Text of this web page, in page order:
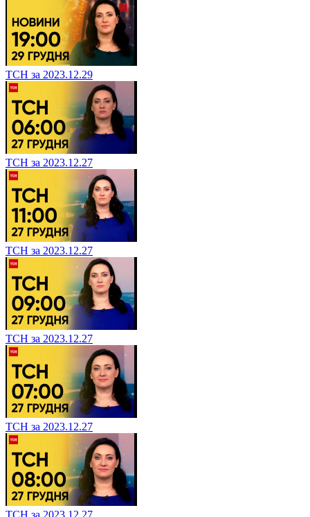
ТСН за 2023.12.29
ТСН за 2023.12.27
ТСН за 2023.12.27
ТСН за 2023.12.27
ТСН за 2023.12.27
ТСН за 2023.12.27